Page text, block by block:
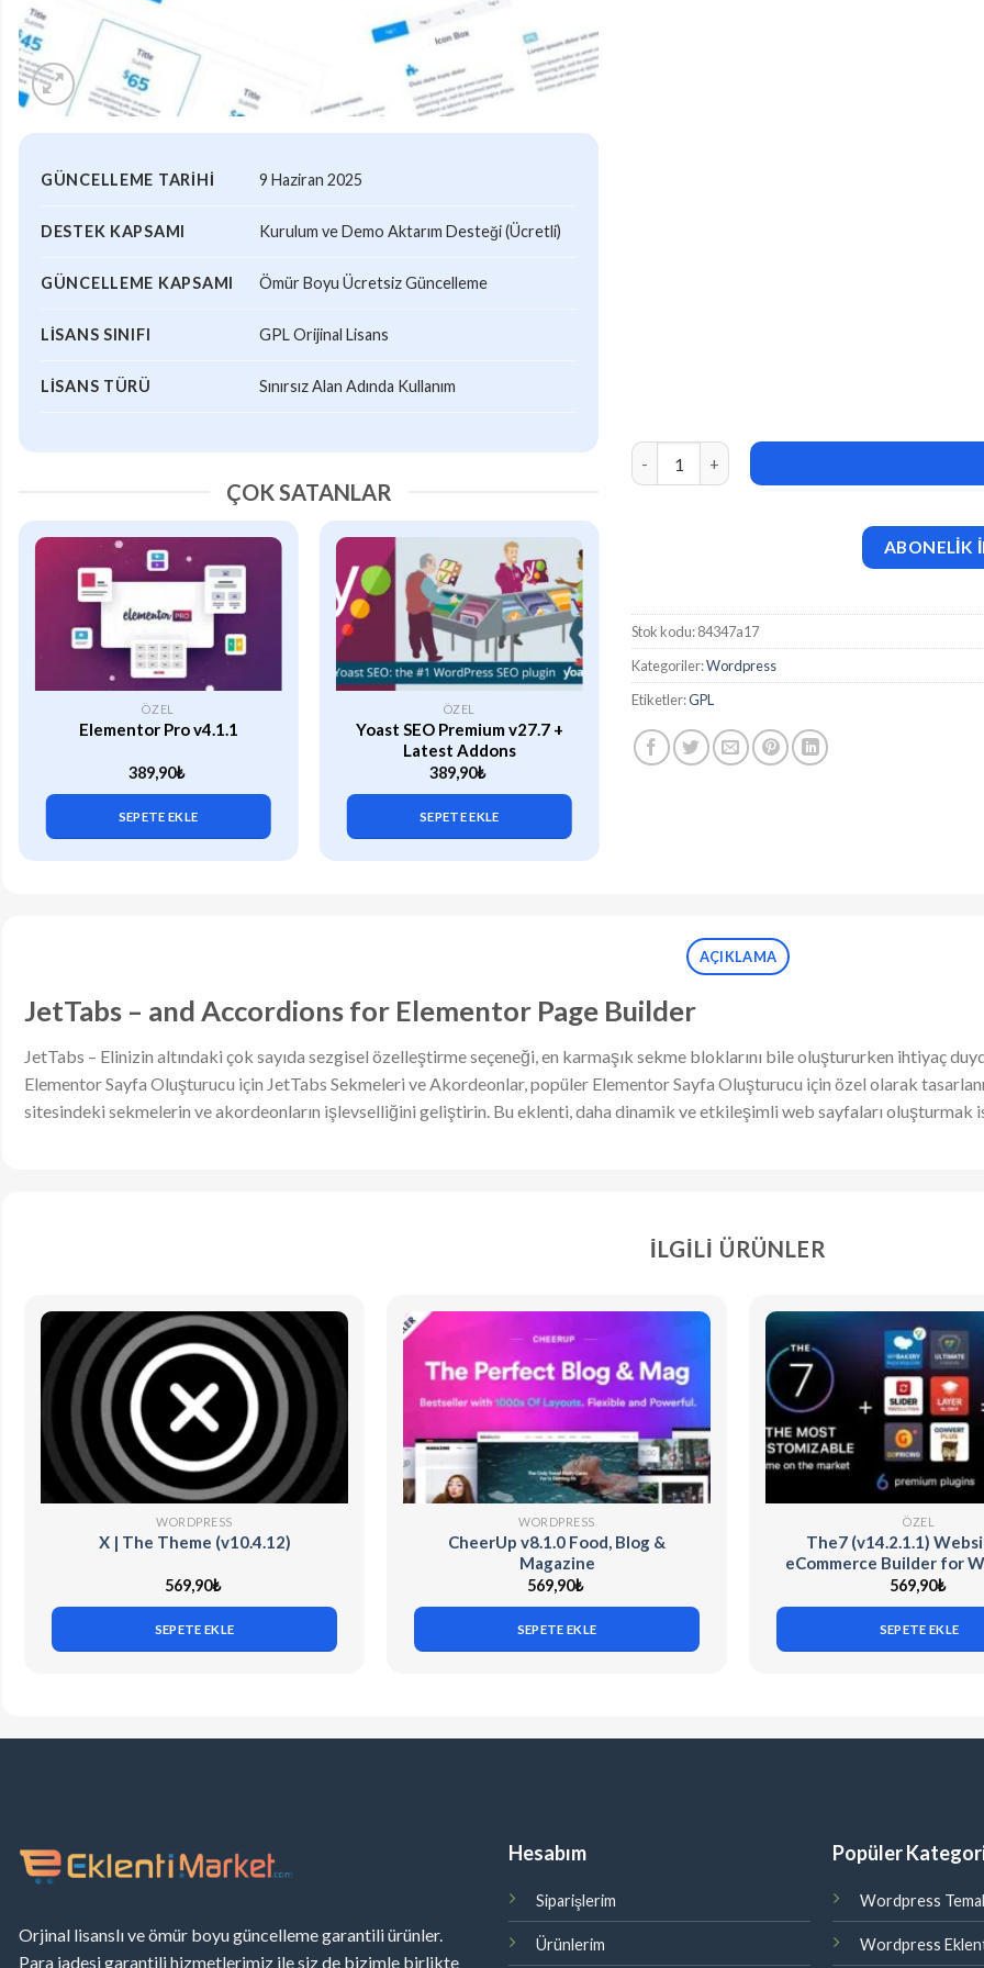
GÜNCELLEME TARIHI 9 Haziran 2025
DESTEK KAPSAMI Kurulum ve Demo Aktarım Desteği (Ücretli)
GÜNCELLEME KAPSAMI Ömür Boyu Ücretsiz Güncelleme
LISANS SINIFI GPL Orijinal Lisans
LISANS TÜRÜ Sınırsız Alan Adında Kullanım
ÇOK SATANLAR
ÖZEL
Elementor Pro v4.1.1
389,90₺
SEPETE EKLE
ÖZEL
Yoast SEO Premium v27.7 +
Latest Addons
389,90₺
SEPETE EKLE
WP Rocket (v3.21.2) Caching
Plugin for WordPress
JetTabs (v2.3.5) and Accordions for Elementor
ABONELİK
Stok kodu:84347a17
Kategoriler:Wordpress
Etiketler:GPL
AÇIKLAMA
JetTabs – and Accordions for Elementor Page Builder
JetTabs – Elinizin altındaki çok sayıda sezgisel özelleştirme seçeneği, en karmaşık sekme bloklarını bile oluştururken ihtiyaç
Elementor Sayfa Oluşturucu için JetTabs Sekmeleri ve Akordeonlar, popüler Elementor Sayfa Oluşturucu için özel olarak
sitesindeki sekmelerin ve akordeonların işlevselliğini geliştirin. Bu eklenti, daha dinamik ve etkileşimli web sayfaları oluşturmak
İLGILI ÜRÜNLER
WORDPRESS
X | The Theme (v10.4.12)
569,90₺
SEPETE EKLE
WORDPRESS
CheerUp v8.1.0 Food, Blog &
Magazine
569,90₺
SEPETE EKLE
ÖZEL
The7 (v14.2.1.1)
eCommerce Builder for
569,90₺
SEPETE EKLE
Orjinal lisanslı ve ömür boyu güncelleme garantili ürünler.
Para iadesi garantili hizmetlerimiz ile siz de bizimle birlikte
Hesabım
Siparişlerim
Ürünlerim
Popüler
Wordpress
Wordpress